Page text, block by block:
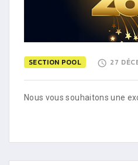
SECTION POOL 27
Nous vous souhaitons une